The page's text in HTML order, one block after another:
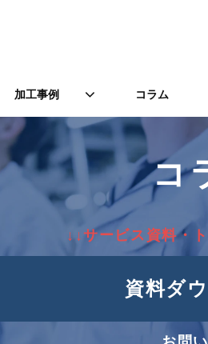
加工事例 コラム
コ
↓↓サービス資料・
資料ダ